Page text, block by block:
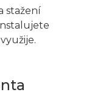
stažení